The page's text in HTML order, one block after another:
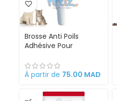
Brosse Anti Poils
Adhésive Pour
À partir de 75.00 MAD